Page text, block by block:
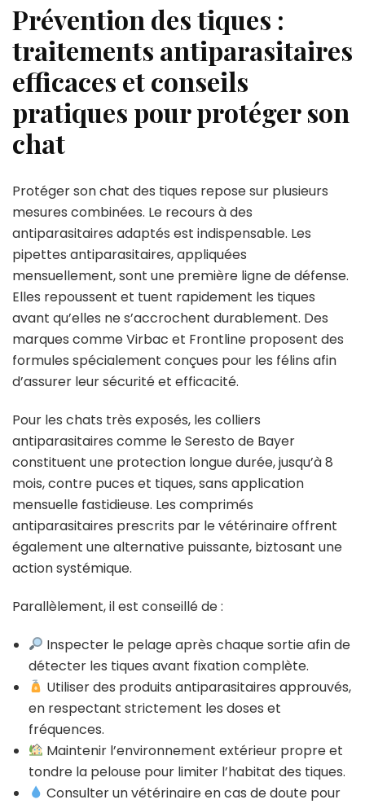
Prévention des tiques :
traitements antiparasitaires
efficaces et conseils
pratiques pour protéger son
chat
Protéger son chat des tiques repose sur plusieurs
mesures combinées. Le recours à des
antiparasitaires adaptés est indispensable. Les
pipettes antiparasitaires, appliquées
mensuellement, sont une première ligne de défense.
Elles repoussent et tuent rapidement les tiques
avant qu’elles ne s’accrochent durablement. Des
marques comme Virbac et Frontline proposent des
formules spécialement conçues pour les félins afin
d’assurer leur sécurité et efficacité.
Pour les chats très exposés, les colliers
antiparasitaires comme le Seresto de Bayer
constituent une protection longue durée, jusqu’à 8
mois, contre puces et tiques, sans application
mensuelle fastidieuse. Les comprimés
antiparasitaires prescrits par le vétérinaire offrent
également une alternative puissante, biztosant une
action systémique.
Parallèlement, il est conseillé de :
Inspecter le pelage après chaque sortie afin de
détecter les tiques avant fixation complète.
Utiliser des produits antiparasitaires approuvés,
en respectant strictement les doses et
fréquences.
Maintenir l’environnement extérieur propre et
tondre la pelouse pour limiter l’habitat des tiques.
Consulter un vétérinaire en cas de doute pour